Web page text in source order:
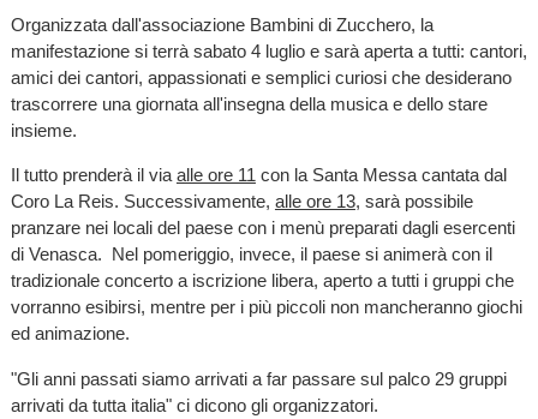
Organizzata dall'associazione Bambini di Zucchero, la
manifestazione si terrà sabato 4 luglio e sarà aperta a tutti: cantori,
amici dei cantori, appassionati e semplici curiosi che desiderano
trascorrere una giornata all'insegna della musica e dello stare
insieme.
Il tutto prenderà il via alle ore 11 con la Santa Messa cantata dal
Coro La Reis. Successivamente, alle ore 13, sarà possibile
pranzare nei locali del paese con i menù preparati dagli esercenti
di Venasca. Nel pomeriggio, invece, il paese si animerà con il
tradizionale concerto a iscrizione libera, aperto a tutti i gruppi che
vorranno esibirsi, mentre per i più piccoli non mancheranno giochi
ed animazione.
"Gli anni passati siamo arrivati a far passare sul palco 29 gruppi
arrivati da tutta italia" ci dicono gli organizzatori.